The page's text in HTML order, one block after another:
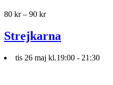
80 kr – 90 kr
Strejkarna
tis 26 maj kl.19:00 - 21:30